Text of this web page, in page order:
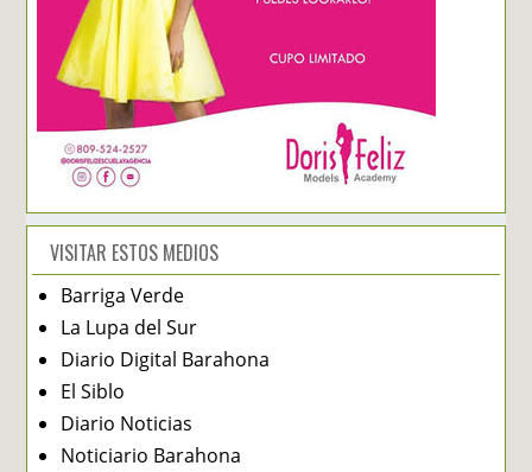
VISITAR ESTOS MEDIOS
Barriga Verde
La Lupa del Sur
Diario Digital Barahona
El Siblo
Diario Noticias
Noticiario Barahona